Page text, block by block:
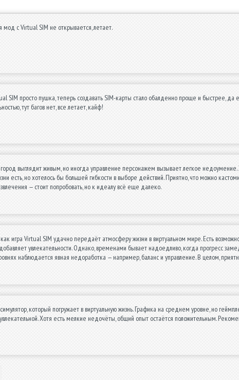
мод с Virtual SIM не открывается, летает.
SIM просто пушка, теперь создавать SIM-карты стало обалденно проще и быстрее,
тут багов нет, все летает, кайф!
выглядит живым, но иногда управление персонажем вызывает легкое
есть, но хотелось бы большей гибкости в выборе действий. Приятно, что можно
— стоит попробовать, но к идеалу всё еще далеко.
игра Virtual SIM удачно передаёт атмосферу жизни в виртуальном мире. Есть
увлекательности. Однако, временами бывает надоедливо, когда прогресс
наблюдается явная недоработка — например, баланс и управление. В целом,
который погружает в виртуальную жизнь. Графика на среднем уровне, но
Хотя есть мелкие недочёты, общий опыт остаётся положительным.